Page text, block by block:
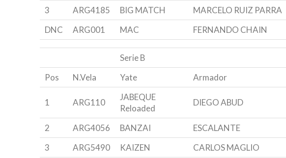
3
ARG4185 BIG MATCH MARCELO RUIZ PARRA
DNC
ARG001 MAC FERNANDO CHAIN
Serie B
Pos
N.Vela Yate Armador
1 ARG110
JABEQUE
Reloaded
DIEGO ABUD
2 ARG4056 BANZAI ESCALANTE
3
ARG5490 KAIZEN CARLOS MAGLIO